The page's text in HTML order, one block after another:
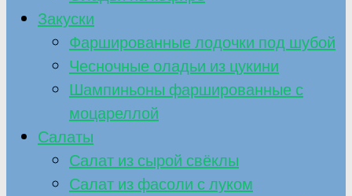
Закуски
Фаршированные лодочки под шубой
Чесночные оладьи из цукини
Шампиньоны фаршированные с
моцареллой
Салаты
Салат из сырой свёклы
Салат из фасоли с луком